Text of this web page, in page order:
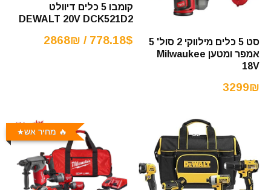
סט 5 כלים מילווקי 2 סול' 5
אמפר ומטען Milwaukee
18V
3299₪
קומבו 5 כלים דיוולט
DEWALT 20V DCK521D2
778.18$ / 2868₪
🔥 מחיר אש